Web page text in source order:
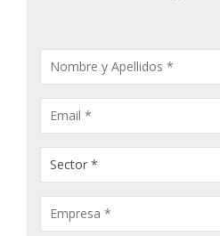
CONSULTA
PRODUCTOS